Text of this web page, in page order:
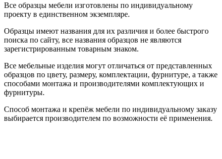
Все образцы мебели изготовлены по индивидуальному
проекту в единственном экземпляре.
Образцы имеют названия для их различия и более быстрого
поиска по сайту, все названия образцов не являются
зарегистрированным товарным знаком.
Все мебельные изделия могут отличаться от представленных
образцов по цвету, размеру, комплектации, фурнитуре, а также
способами монтажа и производителями комплектующих и
фурнитуры.
Способ монтажа и крепёж мебели по индивидуальному заказу
выбирается производителем по возможности её применения.